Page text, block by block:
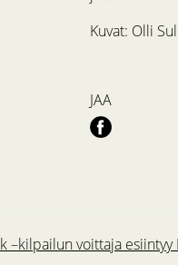
Kuvat: Olli
JAA
–kilpailun voittaja esiintyy